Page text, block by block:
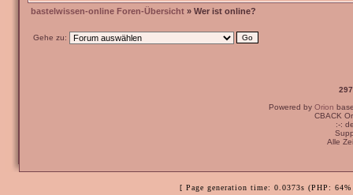
bastelwissen-online Foren-Übersicht » Wer ist online?
Gehe zu:
Powered by Orion
CBACK
:-:
Alle
[ Page generation time: 0.0373s (PHP: